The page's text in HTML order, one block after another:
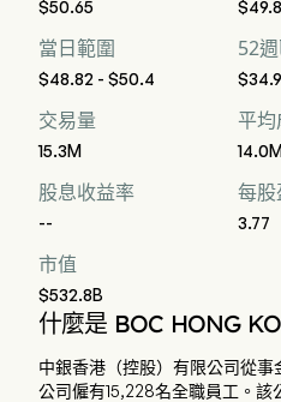
$50.65 $49.8
當日範圍
$48.82 - $50.4
52
交易量
15.3M
平均
股息收益率
--
每股
3.77
市值
$532.8B
什麼是 BOC HONG
中銀香港（控股）有限公司從事
公司僱有15,228名全職員工。該